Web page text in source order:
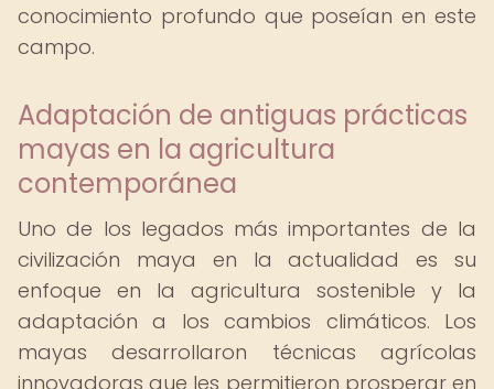
conocimiento profundo que poseían en este
campo.
Adaptación de antiguas prácticas
mayas en la agricultura
contemporánea
Uno de los legados más importantes de la
civilización maya en la actualidad es su
enfoque en la agricultura sostenible y la
adaptación a los cambios climáticos. Los
mayas desarrollaron técnicas agrícolas
innovadoras que les permitieron prosperar en